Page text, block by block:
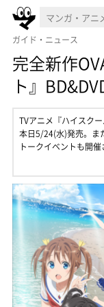
ガイド・ニュース
完全新作
ト』
TVアニメ『ハイスク
本日5/24(水)発売。ま
トークイベントも開催